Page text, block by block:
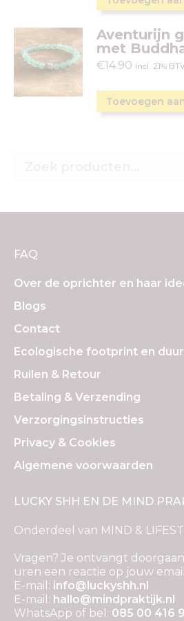
Aventurijn
met
€14.90 incl. 21%
Toevoegen
FAQ
Over de oprichter en haar
Blogs
Contact
Ecologische footprint en
Ruilen & Retour
Betaling & Verzending
Verzorgingsinstructies
Privacy & Cookies
Algemene voorwaarden
LUCKY SHH EN DE MIND
Onderdeel van MIND &
Vragen? Je ontvangt
uren een reactie op jouw
E-mail: info@luckyshh.nl
E-mail: hallo@mindpraktijk.nl
WhatsApp of bel: 085 00 416